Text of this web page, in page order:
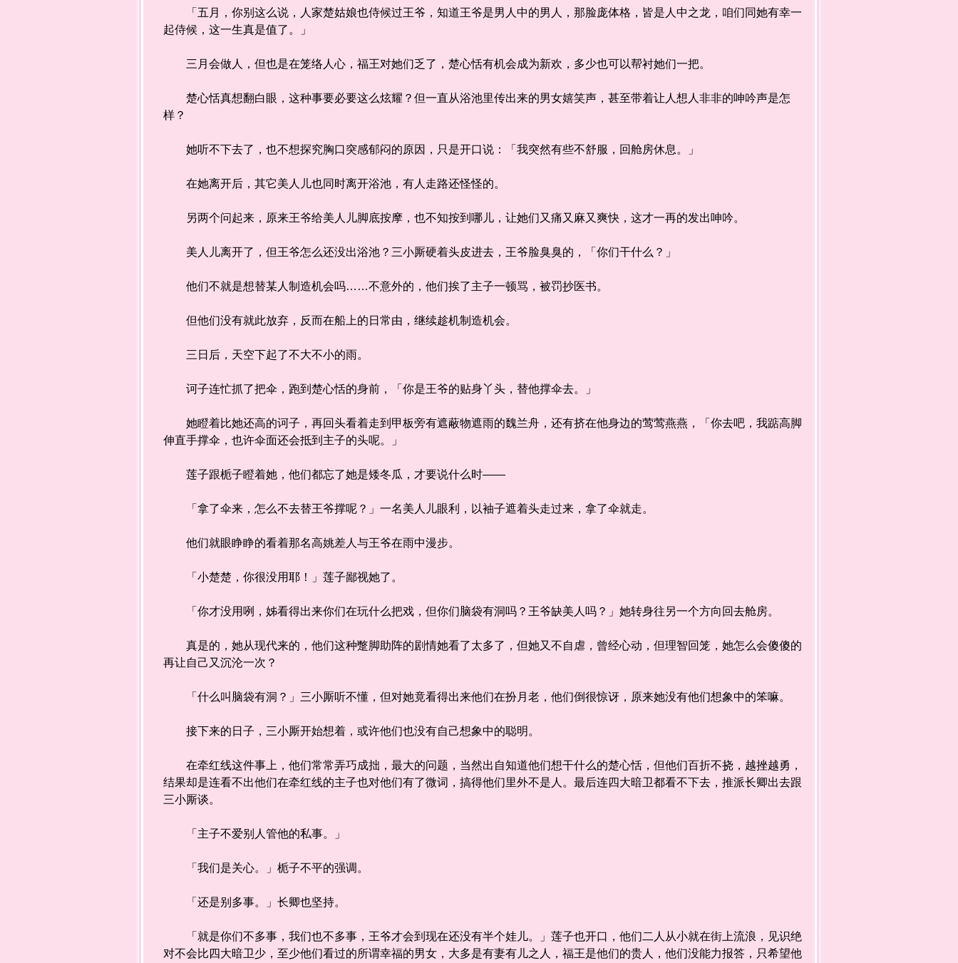
「五月，你别这么说，人家楚姑娘也侍候过王爷，知道王爷是男人中的男人，那脸庞体格，皆是人中之龙，咱们同她有幸一
起侍候，这一生真是值了。」
三月会做人，但也是在笼络人心，福王对她们乏了，楚心恬有机会成为新欢，多少也可以帮衬她们一把。
楚心恬真想翻白眼，这种事要必要这么炫耀？但一直从浴池里传出来的男女嬉笑声，甚至带着让人想人非非的呻吟声是怎
样？
她听不下去了，也不想探究胸口突感郁闷的原因，只是开口说：「我突然有些不舒服，回舱房休息。」
在她离开后，其它美人儿也同时离开浴池，有人走路还怪怪的。
另两个问起来，原来王爷给美人儿脚底按摩，也不知按到哪儿，让她们又痛又麻又爽快，这才一再的发出呻吟。
美人儿离开了，但王爷怎么还没出浴池？三小厮硬着头皮进去，王爷脸臭臭的，「你们干什么？」
他们不就是想替某人制造机会吗……不意外的，他们挨了主子一顿骂，被罚抄医书。
但他们没有就此放弃，反而在船上的日常由，继续趁机制造机会。
三日后，天空下起了不大不小的雨。
诃子连忙抓了把伞，跑到楚心恬的身前，「你是王爷的贴身丫头，替他撑伞去。」
她瞪着比她还高的诃子，再回头看着走到甲板旁有遮蔽物遮雨的魏兰舟，还有挤在他身边的莺莺燕燕，「你去吧，我踮高脚
伸直手撑伞，也许伞面还会抵到主子的头呢。」
莲子跟栀子瞪着她，他们都忘了她是矮冬瓜，才要说什么时——
「拿了伞来，怎么不去替王爷撑呢？」一名美人儿眼利，以袖子遮着头走过来，拿了伞就走。
他们就眼睁睁的看着那名高姚差人与王爷在雨中漫步。
「小楚楚，你很没用耶！」莲子鄙视她了。
「你才没用咧，姊看得出来你们在玩什么把戏，但你们脑袋有洞吗？王爷缺美人吗？」她转身往另一个方向回去舱房。
真是的，她从现代来的，他们这种蹩脚助阵的剧情她看了太多了，但她又不自虐，曾经心动，但理智回笼，她怎么会傻傻的
再让自己又沉沦一次？
「什么叫脑袋有洞？」三小厮听不懂，但对她竟看得出来他们在扮月老，他们倒很惊讶，原来她没有他们想象中的笨嘛。
接下来的日子，三小厮开始想着，或许他们也没有自己想象中的聪明。
在牵红线这件事上，他们常常弄巧成拙，最大的问题，当然出自知道他们想干什么的楚心恬，但他们百折不挠，越挫越勇，
结果却是连看不出他们在牵红线的主子也对他们有了微词，搞得他们里外不是人。最后连四大暗卫都看不下去，推派长卿出去跟
三小厮谈。
「主子不爱别人管他的私事。」
「我们是关心。」栀子不平的强调。
「还是别多事。」长卿也坚持。
「就是你们不多事，我们也不多事，王爷才会到现在还没有半个娃儿。」莲子也开口，他们二人从小就在街上流浪，见识绝
对不会比四大暗卫少，至少他们看过的所谓幸福的男女，大多是有妻有儿之人，福王是他们的贵人，他们没能力报答，只希望他